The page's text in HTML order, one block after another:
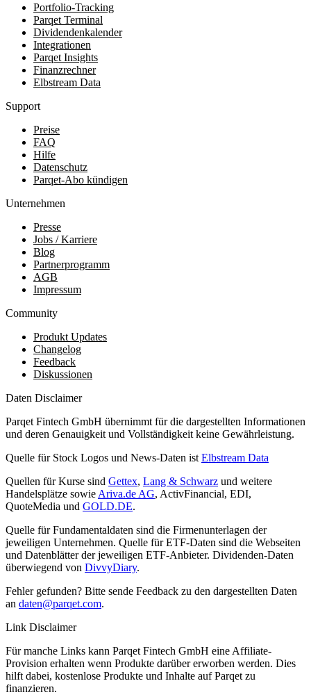
Portfolio-Tracking
Parqet Terminal
Dividendenkalender
Integrationen
Parqet Insights
Finanzrechner
Elbstream Data
Support
Preise
FAQ
Hilfe
Datenschutz
Parqet-Abo kündigen
Unternehmen
Presse
Jobs / Karriere
Blog
Partnerprogramm
AGB
Impressum
Community
Produkt Updates
Changelog
Feedback
Diskussionen
Daten Disclaimer
Parqet Fintech GmbH übernimmt für die dargestellten Informationen
und deren Genauigkeit und Vollständigkeit keine Gewährleistung.
Quelle für Stock Logos und News-Daten ist Elbstream Data
Quellen für Kurse sind Gettex, Lang & Schwarz und weitere
Handelsplätze sowie Ariva.de AG, ActivFinancial, EDI,
QuoteMedia und GOLD.DE.
Quelle für Fundamentaldaten sind die Firmenunterlagen der
jeweiligen Unternehmen. Quelle für ETF-Daten sind die Webseiten
und Datenblätter der jeweiligen ETF-Anbieter. Dividenden-Daten
überwiegend von DivvyDiary.
Fehler gefunden? Bitte sende Feedback zu den dargestellten Daten
an daten@parqet.com.
Link Disclaimer
Für manche Links kann Parqet Fintech GmbH eine Affiliate-
Provision erhalten wenn Produkte darüber erworben werden. Dies
hilft dabei, kostenlose Produkte und Inhalte auf Parqet zu
finanzieren.